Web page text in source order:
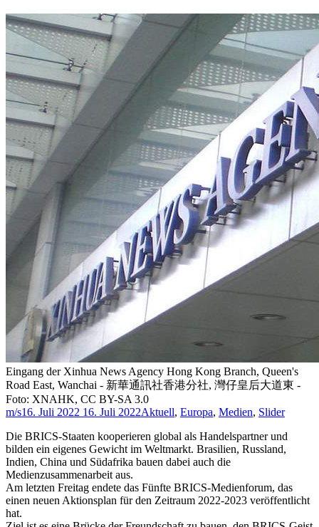
Eingang der Xinhua News Agency Hong Kong Branch, Queen's
Road East, Wanchai - 新華通訊社香港分社, 灣仔皇后大道東 -
Foto: XNAHK, CC BY-SA 3.0
m/s16. Juli 2022 16. Juli 2022Aktuell, Europa, Medien, Slider
Die BRICS-Staaten kooperieren global als Handelspartner und
bilden ein eigenes Gewicht im Weltmarkt. Brasilien, Russland,
Indien, China und Südafrika bauen dabei auch die
Medienzusammenarbeit aus.
Am letzten Freitag endete das Fünfte BRICS-Medienforum, das
einen neuen Aktionsplan für den Zeitraum 2022-2023 veröffentlicht
hat.